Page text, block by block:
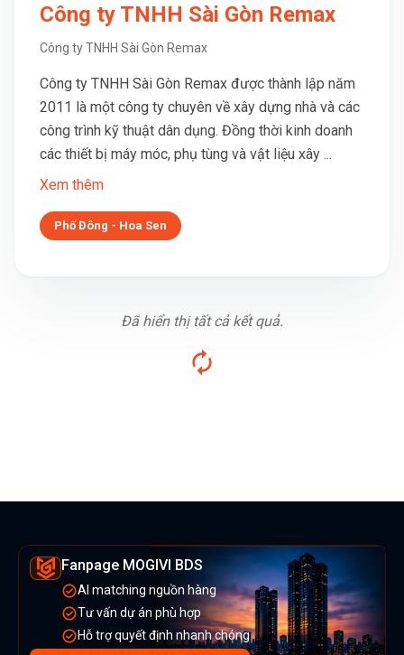
Công ty TNHH Sài Gòn Remax
Công ty TNHH Sài Gòn Remax
Công ty TNHH Sài Gòn Remax được thành lập năm
2011 là một công ty chuyên về xây dựng nhà và các
công trình kỹ thuật dân dụng. Đồng thời kinh doanh
các thiết bị máy móc, phụ tùng và vật liệu xây ...
Xem thêm
Phố Đông - Hoa Sen
Đã hiển thị tất cả kết quả.
Fanpage MOGIVI BDS
AI matching nguồn hàng
Tư vấn dự án phù hợp
Hỗ trợ quyết định nhanh chóng